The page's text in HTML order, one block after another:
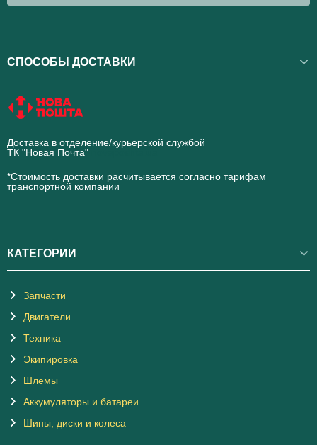
СПОСОБЫ ДОСТАВКИ
Доставка в отделение/курьерской службой
ТК "Новая Почта"
*Стоимость доставки расчитывается согласно тарифам
транспортной компании
КАТЕГОРИИ
Запчасти
Двигатели
Техника
Экипировка
Шлемы
Аккумуляторы и батареи
Шины, диски и колеса